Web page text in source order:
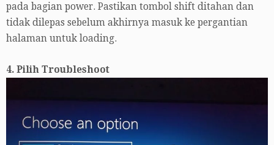
pada bagian power. Pastikan tombol shift ditahan dan
tidak dilepas sebelum akhirnya masuk ke pergantian
halaman untuk loading.
4. Pilih Troubleshoot